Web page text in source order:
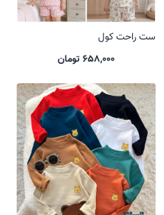
ست راحت کول
658,000 تومان